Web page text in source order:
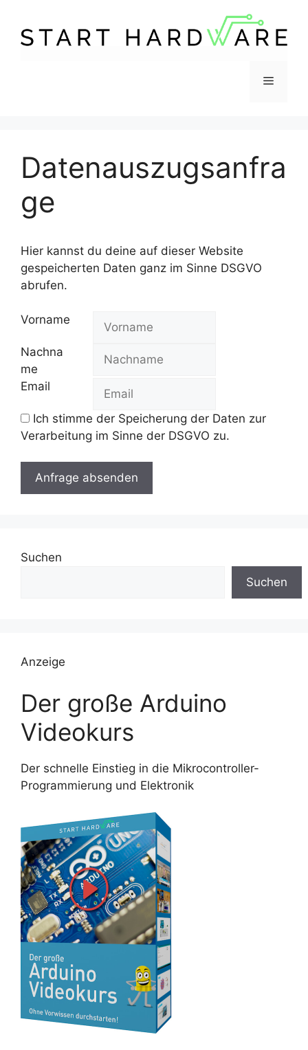
springen
Menü
Datenauszugsanfra
ge
Hier kannst du deine auf dieser Website
gespeicherten Daten ganz im Sinne DSGVO
abrufen.
Vorname
Nachna
me
Email
Ich stimme der Speicherung der Daten zur
Verarbeitung im Sinne der DSGVO zu.
Suchen
Suchen
Anzeige
Der große Arduino
Videokurs
Der schnelle Einstieg in die Mikrocontroller-
Programmierung und Elektronik